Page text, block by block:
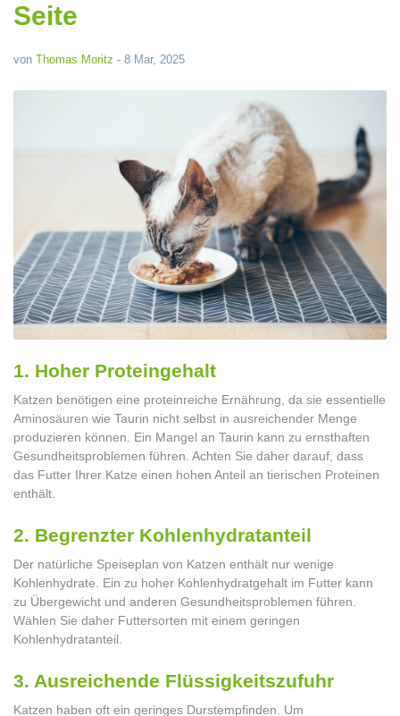
Seite
von Thomas Moritz - 8 Mar, 2025
1. Hoher Proteingehalt
Katzen benötigen eine proteinreiche Ernährung, da sie essentielle
Aminosäuren wie Taurin nicht selbst in ausreichender Menge
produzieren können. Ein Mangel an Taurin kann zu ernsthaften
Gesundheitsproblemen führen. Achten Sie daher darauf, dass
das Futter Ihrer Katze einen hohen Anteil an tierischen Proteinen
enthält.
2. Begrenzter Kohlenhydratanteil
Der natürliche Speiseplan von Katzen enthält nur wenige
Kohlenhydrate. Ein zu hoher Kohlenhydratgehalt im Futter kann
zu Übergewicht und anderen Gesundheitsproblemen führen.
Wählen Sie daher Futtersorten mit einem geringen
Kohlenhydratanteil.
3. Ausreichende Flüssigkeitszufuhr
Katzen haben oft ein geringes Durstempfinden. Um